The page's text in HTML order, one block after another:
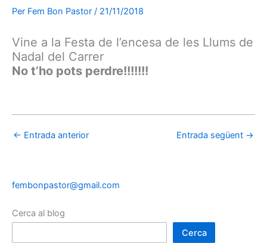
Per Fem Bon Pastor / 21/11/2018
Vine a la Festa de l’encesa de les Llums de
Nadal del Carrer
No t’ho pots perdre!!!!!!!
← Entrada anterior Entrada següent →
fembonpastor@gmail.com
Cerca al blog
Cerca